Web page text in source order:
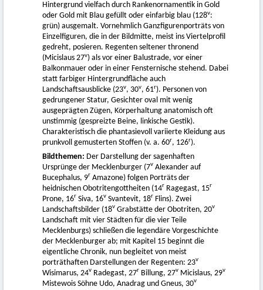
Hintergrund vielfach durch Rankenornamentik in Gold
oder Gold mit Blau gefüllt oder einfarbig blau (128v:
grün) ausgemalt. Vornehmlich Ganzfigurenporträts von
Einzelfiguren, die in der Bildmitte, meist ins Viertelprofil
gedreht, posieren. Regenten seltener thronend
(Micislaus 27v) als vor einer Balustrade, vor einer
Balkonmauer oder in einer Fensternische stehend. Dabei
statt farbiger Hintergrundfläche auch
Landschaftsausblicke (23v, 30v, 61r). Personen von
gedrungener Statur, Gesichter oval mit wenig
ausgeprägten Zügen, Körperhaltung anatomisch oft
unstimmig (gespreizte Beine, linkische Gestik).
Charakteristisch die phantasievoll variierte Kleidung aus
prunkvoll gemusterten Stoffen (v. a. 60r, 126r).
Bildthemen: Der Darstellung der sagenhaften
Ursprünge der Mecklenburger (7v Alexander auf
Bucephalus, 9r Amazone) folgen Porträts der
heidnischen Obotritengottheiten (14r Ragegast, 15r
Prone, 16r Siva, 16v Svantevit, 18r Flins). Zwei
Landschaftsbilder (18v Grabstätte der Obotriten, 20v
Landschaft mit vier Städten für die vier Teile
Mecklenburgs) schließen die legendäre Vorgeschichte
der Mecklenburger ab; mit Kapitel 15 beginnt die
eigentliche Chronik, nun begleitet von meist
porträthaften Darstellungen der Regenten: 23v
Wisimarus, 24v Radegast, 27r Billung, 27v Micislaus, 29v
Mistewois Söhne Udo, Anadrag und Gneus, 30v